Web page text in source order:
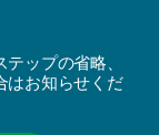
ップの省略、
はお知らせくだ